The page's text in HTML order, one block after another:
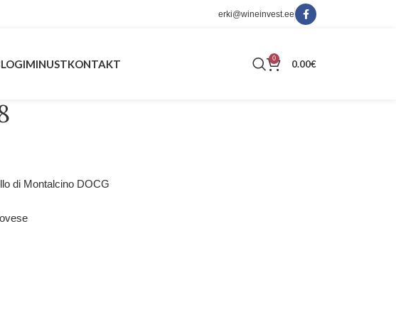
erki@wineinvest.ee
MINUSTKONTAKT 0 0.00€
di Montalcino DOCG